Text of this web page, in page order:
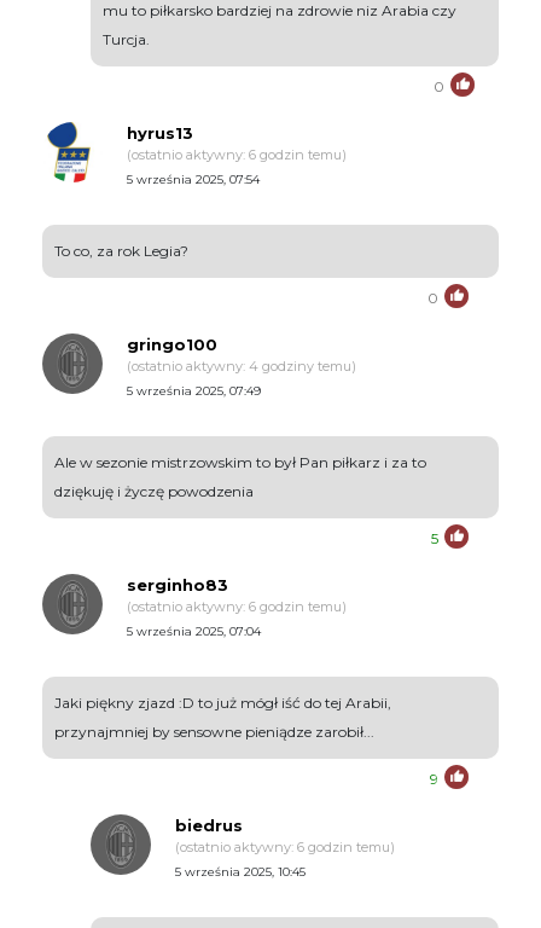
mu to piłkarsko bardziej na zdrowie niz Arabia czy
Turcja.
0
hyrus13
(ostatnio aktywny: 6 godzin temu)
5 września 2025, 07:54
To co, za rok Legia?
0
gringo100
(ostatnio aktywny: 4 godziny temu)
5 września 2025, 07:49
Ale w sezonie mistrzowskim to był Pan piłkarz i za to
dziękuję i życzę powodzenia
5
serginho83
(ostatnio aktywny: 6 godzin temu)
5 września 2025, 07:04
Jaki piękny zjazd :D to już mógł iść do tej Arabii,
przynajmniej by sensowne pieniądze zarobił...
9
biedrus
(ostatnio aktywny: 6 godzin temu)
5 września 2025, 10:45